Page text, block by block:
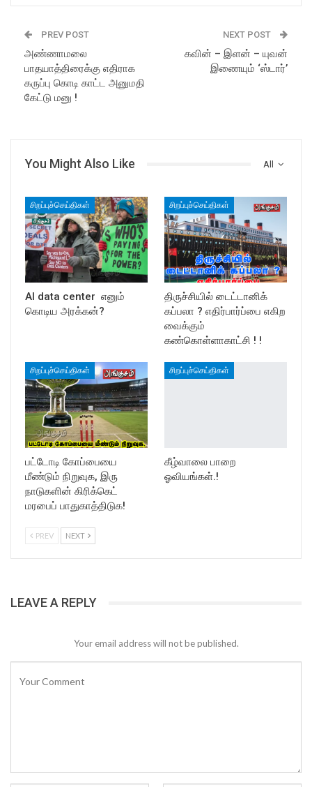
PREV POST
அண்ணாமலை
பாதயாத்திரைக்கு எதிராக
கருப்பு கொடி காட்ட அனுமதி
கேட்டு மனு !
NEXT POST
கவின் – இளன் – யுவன்
இணையும் ‘ஸ்டார்’
All
You Might Also Like
சிறப்புச்செய்திகள்
AI data center எனும்
கொடிய அரக்கன்?
சிறப்புச்செய்திகள்
திருச்சியில் டைட்டானிக்
கப்பலா ? எதிர்பார்ப்பை எகிற
வைக்கும்
கண்கொள்ளாகாட்சி ! !
சிறப்புச்செய்திகள்
பட்டோடி கோப்பையை
மீண்டும் நிறுவுக, இரு
நாடுகளின் கிரிக்கெட்
மரபைப் பாதுகாத்திடுக!
சிறப்புச்செய்திகள்
கீழ்வாலை பாறை
ஓவியங்கள்.!
PREV NEXT
LEAVE A REPLY
Your email address will not be published.